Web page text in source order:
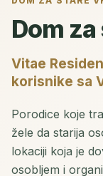
Dom
Vitae
korisnike sa
Porodice koje
žele da starija
lokaciji koja je
osobljem i